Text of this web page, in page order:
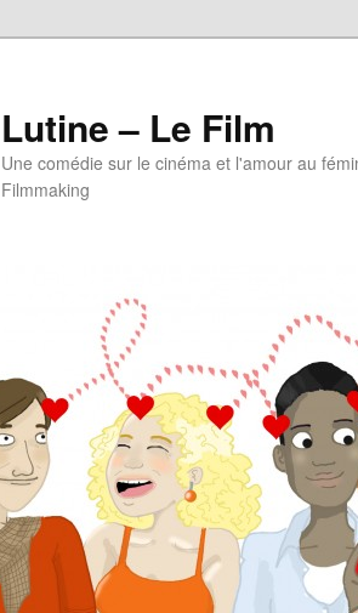
Lutine – Le Film
Une comédie sur le cinéma et l'amour au
Filmmaking